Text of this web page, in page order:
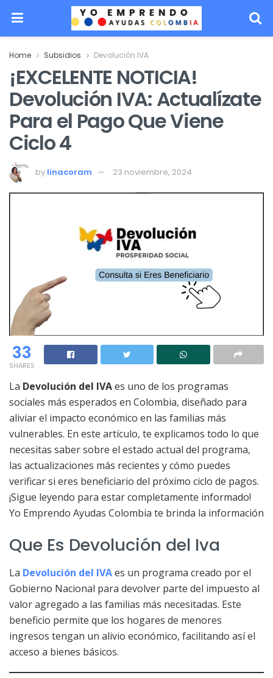
Home Subsidios Devolución IVA
¡EXCELENTE NOTICIA!
Devolución IVA: Actualízate
Para el Pago Que Viene
Ciclo 4
by linacoram 23 noviembre, 2024
33
SHARES
La Devolución del IVAes uno de los programas
sociales más esperados en Colombia, diseñado para
aliviar el impacto económico en las familias más
vulnerables. En este artículo, te explicamos todo lo que
necesitas saber sobre el estado actual del programa,
las actualizaciones más recientes y cómo puedes
verificar si eres beneficiario del próximo ciclo de pagos.
¡Sigue leyendo para estar completamente informado!
Yo Emprendo Ayudas Colombia te brinda la información
Que Es Devolución del Iva
La Devolución del IVAes un programa creado por el
Gobierno Nacional para devolver parte del impuesto al
valor agregado a las familias más necesitadas. Este
beneficio permite que los hogares de menores
ingresos tengan un alivio económico, facilitando así el
acceso a bienes básicos.